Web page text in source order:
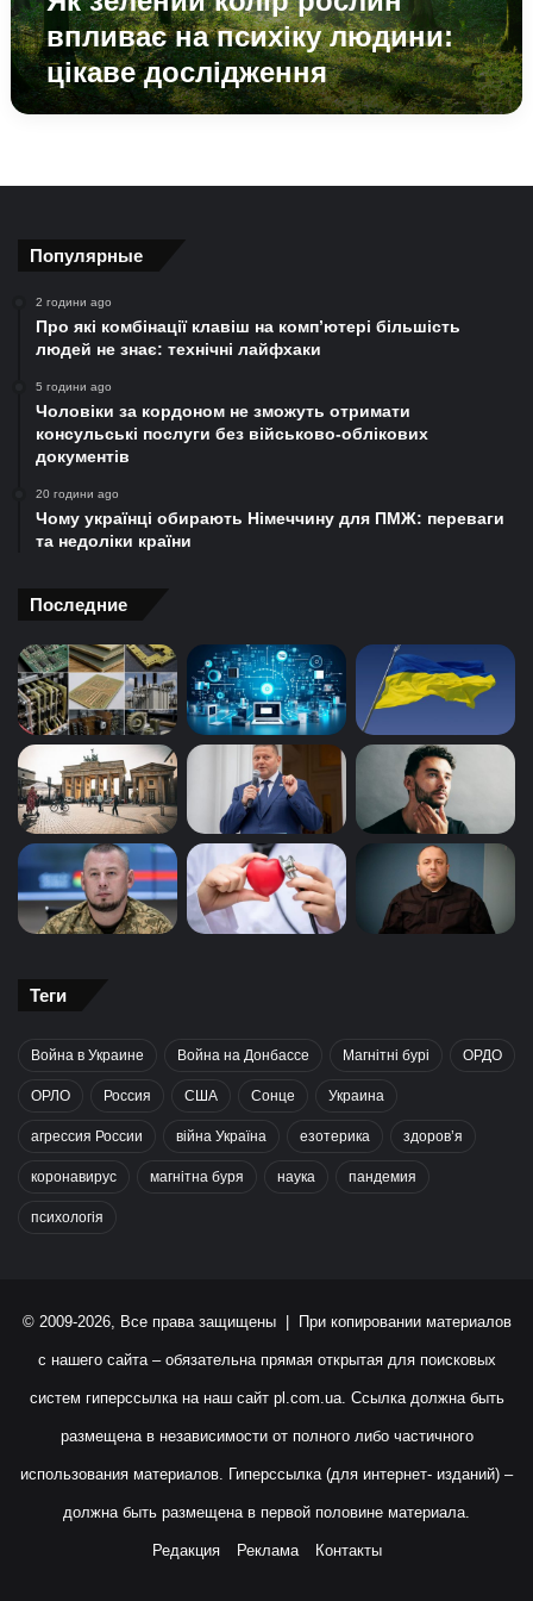
впливає на психіку людини:
цікаве дослідження
Популярные
2 години ago
Про які комбінації клавіш на комп’ютері більшість
людей не знає: технічні лайфхаки
5 години ago
Чоловіки за кордоном не зможуть отримати
консульські послуги без військово-облікових
документів
20 години ago
Чому українці обирають Німеччину для ПМЖ: переваги
та недоліки країни
Последние
Теги
Война в Украине Война на Донбассе Магнітні бурі ОРДО
ОРЛО Россия США Сонце Украина
агрессия России війна Україна езотерика здоров’я
коронавирус магнітна буря наука пандемия
психологія
© 2009-2026, Все права защищены | При копировании материалов
с нашего сайта – обязательна прямая открытая для поисковых
систем гиперссылка на наш сайт pl.com.ua. Ссылка должна быть
размещена в независимости от полного либо частичного
использования материалов. Гиперссылка (для интернет- изданий) –
должна быть размещена в первой половине материала.
Редакция Реклама Контакты